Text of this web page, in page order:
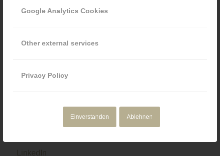
Google Analytics Cookies
Other external services
Privacy Policy
Einverstanden Ablehnen
NAVIGATION
Corporate Media
Über uns